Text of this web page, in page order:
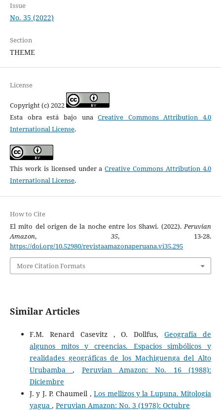
Issue
No. 35 (2022)
Section
THEME
License
Copyright (c) 2022
Esta obra está bajo unaCreative Commons Attribution 4.0
International License.
This work is licensed under aCreative Commons Attribution 4.0
International License.
How to Cite
El mito del origen de la noche entre los Shawi. (2022).Peruvian
Amazon, 35, 13-28.
https://doi.org/10.52980/revistaamazonaperuana.vi35.295
More Citation Formats
Similar Articles
F.M. Renard Casevitz , O. Dollfus,Geografía de
algunos mitos y creencias. Espacios simbólicos y
realidades geográficas de los Machiguenga del Alto
Urubamba, Peruvian Amazon: No. 16 (1988):
Diciembre
J. y J. P. Chaumeil ,Los mellizos y la Lupuna. Mitología
yagua , Peruvian Amazon: No. 3 (1978): Octubre